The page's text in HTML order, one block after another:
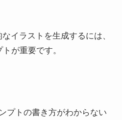
イラストを生成するには、
が重要です。
プトの書き方がわからない